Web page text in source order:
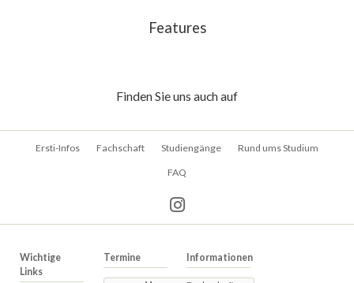
Features
Finden Sie uns auch auf
Navigation
Ersti-Infos Fachschaft Studiengänge Rund ums Studium
FAQ
Wichtige
Links
Termine Informationen